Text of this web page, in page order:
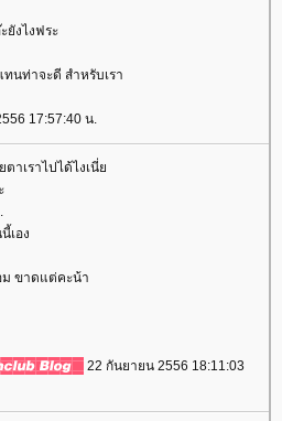
ยังไงฟระ
ทนท่าจะดี สำหรับเรา
17:57:40 น.
ตาเราไปได้ไงเนี่
เอง
ม ขาดแต่คะน้า
22 กันยายน 2556 18:11:03